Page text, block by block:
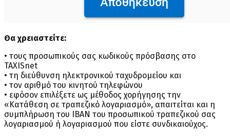
Θα χρειαστείτε:
• τους προσωπικούς σας κωδικούς πρόσβασης στο
TAXISnet
• τη διεύθυνση ηλεκτρονικού ταχυδρομείου και
• τον αριθμό του κινητού τηλεφώνου
• εφόσον επιλέξετε ως μέθοδος χορήγησης την
«Κατάθεση σε τραπεζικό λογαριασμό», απαιτείται και η
συμπλήρωση του IBAN του προσωπικού τραπεζικού σας
λογαριασμού ή λογαριασμού που είστε συνδικαιούχος.